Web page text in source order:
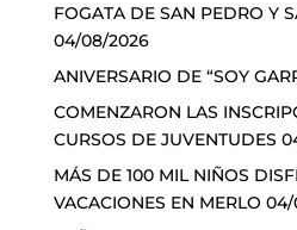
FOGATA DE SAN PEDRO Y
04/08/2026
ANIVERSARIO DE “SOY
COMENZARON LAS
CURSOS DE JUVENTUDES
MÁS DE 100 MIL NIÑOS
VACACIONES EN MERLO 04/